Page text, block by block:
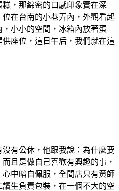
，那綿密的口感印象實在深
在台南的小巷弄內，外觀看起
小小的空間，冰箱內放著蛋
座位，這日午后，我們就在這
有公休，他跟我說：為什麼要
且是做自己喜歡有興趣的事，
中暗自佩服，全間店只有黃師
生負責包裝，在一個不大的空